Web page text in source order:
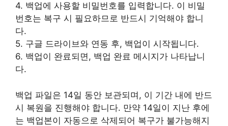
4. 백업에 사용할 비밀번호를 입력합니다. 이 비밀
번호는 복구 시 필요하므로 반드시 기억해야 합니
다.
5. 구글 드라이브와 연동 후, 백업이 시작됩니다.
6. 백업이 완료되면, 백업 완료 메시지가 나타납니
다.
백업 파일은 14일 동안 보관되며, 이 기간 내에 반드
시 복원을 진행해야 합니다. 만약 14일이 지난 후에
는 백업본이 자동으로 삭제되어 복구가 불가능해지